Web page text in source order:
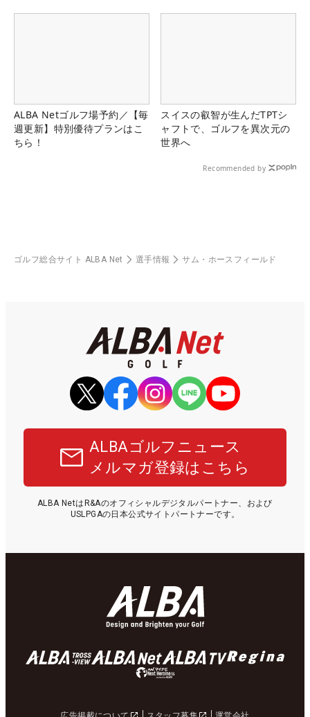
ALBA Netゴルフ場予約／【毎
週更新】特別優待プランはこ
ちら！
スイスの叡智が生んだTPTシ
ャフトで、ゴルフを異次元の
世界へ
Recommended by
ゴルフ総合サイト ALBA Net 選手情報 サム・ホースフィールド
ALBAゴルフニュース
メルマガ登録はこちら
ALBA NetはR&Aのオフィシャルデジタルパートナー、および
USLPGAの日本公式サイトパートナーです。